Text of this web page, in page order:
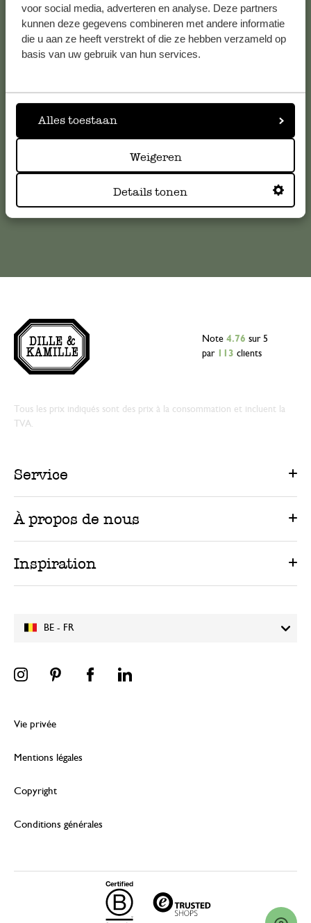
voor social media, adverteren en analyse. Deze partners
kunnen deze gegevens combineren met andere informatie
die u aan ze heeft verstrekt of die ze hebben verzameld op
basis van uw gebruik van hun services.
Alles toestaan
Weigeren
Details tonen
Service clientèle
veuillez contacter notre service clientèle. Ou retrouvez ici
nos réponses auxquestions les plus fréquemment posées
serviceclientele@dille-kamille.com
Service client en ligne
BE - FR
Note 4.76 sur 5
par
113 clients
Tous les prix indiqués sont des prix à la consommation et incluent la
TVA.
Service
À propos de nous
Inspiration
Vie privée
Mentions légales
Copyright
Conditions générales